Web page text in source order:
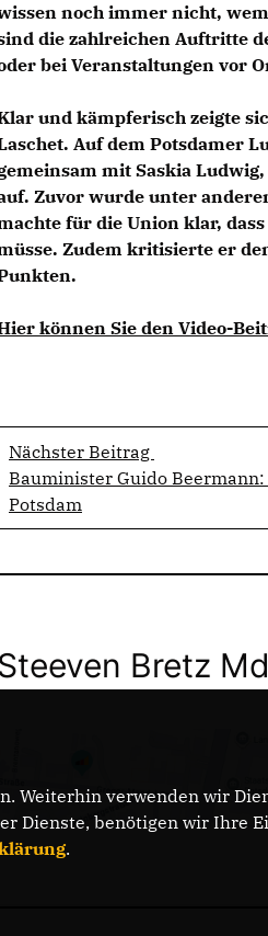
noch immer nicht,
die zahlreichen Auftritte
bei Veranstaltungen vor
und kämpferisch zeigte
Auf dem Potsdamer
mitSaskia Ludwig,
Zuvor wurde unter
für die Union klar,
Zudem kritisierte er
können Sie den Video-
Nächster Beitrag
Bauminister Guido
Potsdam
Bretz
Weiterhin verwenden wir
Dienste, benötigen wir Ihre
.